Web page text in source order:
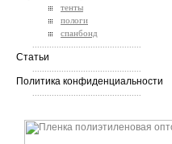
тенты
пологи
спанбонд
Статьи
Политика конфиденциальности